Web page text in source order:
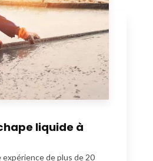
liquide à
de plus de 20